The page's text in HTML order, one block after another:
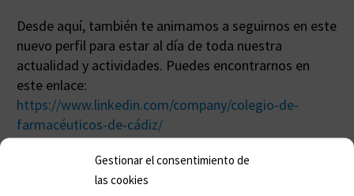
Gestionar el consentimiento de
las cookies
Desde aquí, también te animamos a seguirnos en este
nuevo perfil para estar al día de toda nuestra
actualidad y actividades. Puedes encontrarnos en
este enlace:
https://www.linkedin.com/company/colegio-de-
farmacéuticos-de-cádiz/